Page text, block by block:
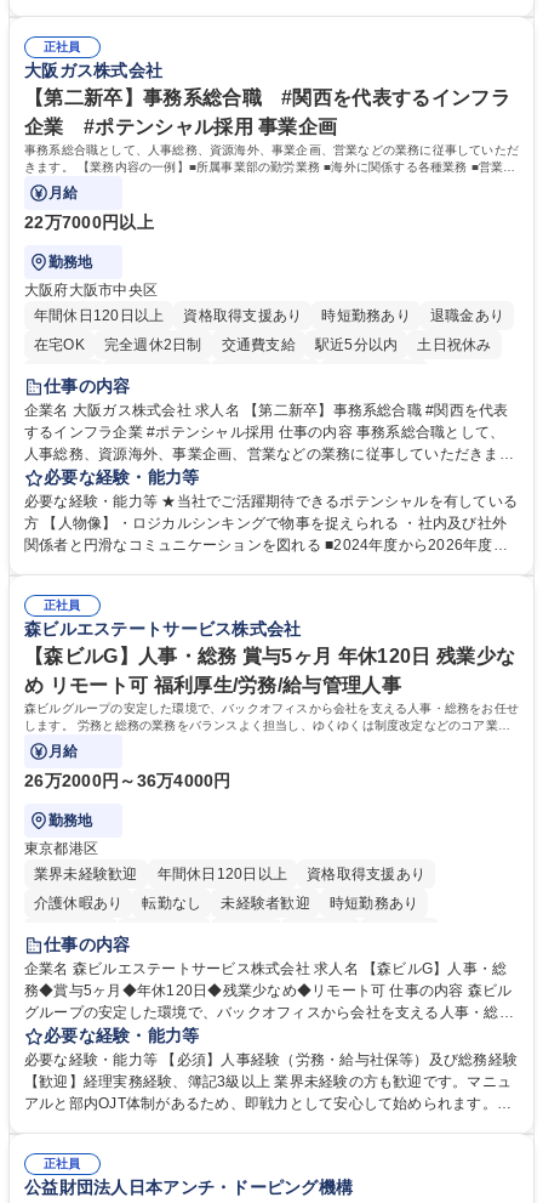
正社員
大阪ガス株式会社
【第二新卒】事務系総合職 #関西を代表するインフラ
企業 #ポテンシャル採用 事業企画
事務系総合職として、人事総務、資源海外、事業企画、営業などの業務に従事していただ
きます。 【業務内容の一例】■所属事業部の勤労業務 ■海外に関係する各種業務 ■営業部
門の企画スタッフ、ルート営業
月給
22万7000円以上
勤務地
大阪府大阪市中央区
年間休日120日以上
資格取得支援あり 時短勤務あり
退職金あり
在宅OK
完全週休2日制 交通費支給 駅近5分以内
土日祝休み
服装自由
第二新卒歓迎
仕事の内容
企業名 大阪ガス株式会社 求人名 【第二新卒】事務系総合職 #関西を代表
するインフラ企業 #ポテンシャル採用 仕事の内容 事務系総合職として、
人事総務、資源海外、事業企画、営業などの業務に従事していただきま
す。 【業務内容の一例】■所属事業部の勤労業務 ■海外に関係する各種業
務 ■営業部門の企画スタッフ、ルート営業 【キャリアパス】入社後の配属
ポジションで一定期間ご活躍頂いた後、本人の適性及び将来のキャリアを
鑑みてジョブローテーションを行います。 【育成】OJTでの現場育成や研
表するインフラ企業 #ポテンシャル採用
必要な経験・能力等
必要な経験・能力等 ★当社でご活躍期待できるポテンシャルを有している
方 【人物像】・ロジカルシンキングで物事を捉えられる ・社内及び社外
関係者と円滑なコミュニケーションを図れる ■2024年度から2026年度ま
72.html ■エネルギーセキュリティの不安定化や気候変動による自然災害の
甚大化など、これまで以上に社会課題解決の重要性が高まっています。
「未来の日常」の創造に向けて持続可能な社会の実現に貢献してまいりま
す。 学歴・資格 学歴：大学院 大学 語学力： 資格：
正社員
森ビルエステートサービス株式会社
【森ビルG】人事・総務 賞与5ヶ月 年休120日 残業少な
め リモート可 福利厚生/労務/給与管理人事
森ビルグループの安定した環境で、バックオフィスから会社を支える人事・総務をお任せ
します。 労務と総務の業務をバランスよく担当し、ゆくゆくは制度改定などのコア業務
にも挑戦できる、やりがいある環境です。
月給
26万2000円～36万4000円
勤務地
東京都港区
業界未経験歓迎
年間休日120日以上
資格取得支援あり
介護休暇あり
転勤なし 未経験者歓迎
時短勤務あり
経験者歓迎
完全週休2日制
交通費支給 長期歓迎 駅近5分以内 土日祝休み
仕事の内容
企業名 森ビルエステートサービス株式会社 求人名 【森ビルG】人事・総
務◆賞与5ヶ月◆年休120日◆残業少なめ◆リモート可 仕事の内容 森ビル
グループの安定した環境で、バックオフィスから会社を支える人事・総務
をお任せします。 労務と総務の業務をバランスよく担当し、ゆくゆくは制
度改定などのコア業務にも挑戦できる、やりがいある環境です。 ■勤怠管
理、給与計算、社会保険手続き、年末調整等の労務管理全般 ■入退社手続
き、社内規定の改定や人事制度改定などのコア業務 ■社内イベントの企画
でも質問・相談できる環境が整っているため、安心して成長できます。 募
集職種 【森ビルG】人事・総務◆賞与5ヶ月◆年休120日◆残業少なめ◆
必要な経験・能力等
必要な経験・能力等 【必須】人事経験（労務・給与社保等）及び総務経験
【歓迎】経理実務経験、簿記3級以上 業界未経験の方も歓迎です。マニュ
アルと部内OJT体制があるため、即戦力として安心して始められます。
務に挑戦できるため、自身の成長と組織への貢献度をダイレクトに実感で
きます。 残業少なめ、週1日リモート可など、ワークライフバランスを保
正社員
公益財団法人日本アンチ・ドーピング機構